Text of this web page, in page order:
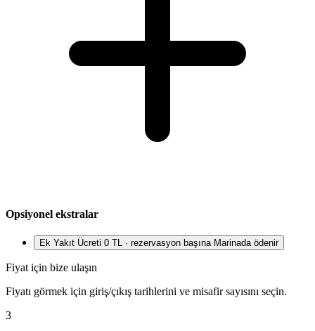
Opsiyonel ekstralar
Ek Yakıt Ücreti 0 TL · rezervasyon başına Marinada ödenir
Fiyat için bize ulaşın
Fiyatı görmek için giriş/çıkış tarihlerini ve misafir sayısını seçin.
3